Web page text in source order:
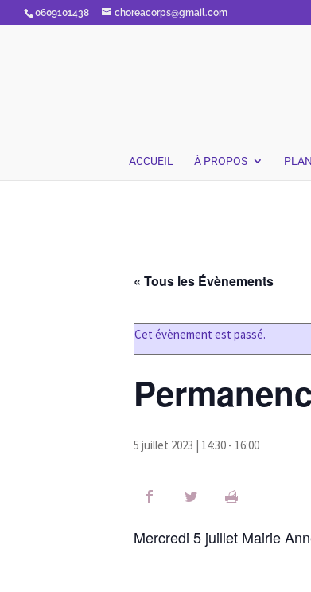
0609101438 choreacorps@gmail.com
ACCUEIL À PROPOS
« Tous les Évènements
Cet évènement est passé.
5 juillet 2023 | 14:30 - 16:00
Mercredi 5 juillet Mairie